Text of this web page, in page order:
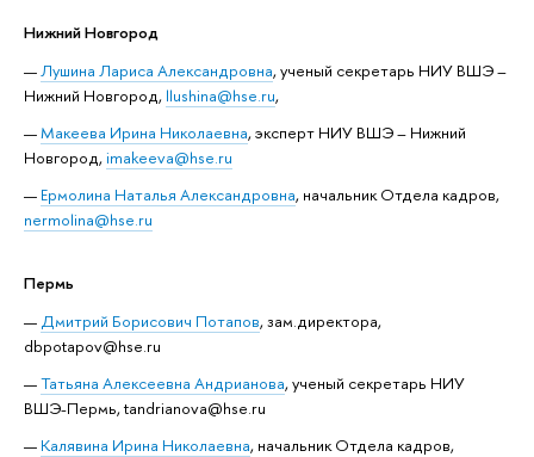
Нижний Новгород
Лушина Лариса Александровна, ученый секретарь НИУ ВШЭ –
Нижний Новгород, llushina@hse.ru,
Макеева Ирина Николаевна, эксперт НИУ ВШЭ – Нижний
Новгород,imakeeva@hse.ru
Ермолина Наталья Александровна, начальник Отдела кадров,
nermolina@hse.ru
Пермь
Дмитрий Борисович Потапов, зам.директора,
dbpotapov@hse.ru
Татьяна Алексеевна Андрианова, ученый секретарь НИУ
ВШЭ-Пермь, tandrianova@hse.ru
Калявина Ирина Николаевна, начальник Отдела кадров,